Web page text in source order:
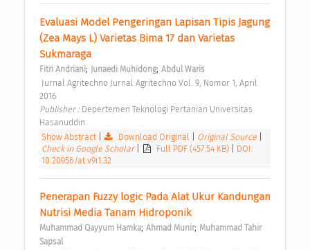
Evaluasi Model Pengeringan Lapisan Tipis Jagung
(Zea Mays L) Varietas Bima 17 dan Varietas
Sukmaraga
Fitri Andriani; Junaedi Muhidong; Abdul Waris
2016
Publisher : Depertemen Teknologi Pertanian Universitas
Hasanuddin
Show Abstract
Download Original Original Source
Check in Google Scholar
Full PDF (457.54 KB)
DOI:
10.20956/at.v9i1.32
Penerapan Fuzzy logic Pada Alat Ukur Kandungan
Nutrisi Media Tanam Hidroponik
Muhammad Qayyum Hamka; Ahmad Munir; Muhammad Tahir
Sapsal